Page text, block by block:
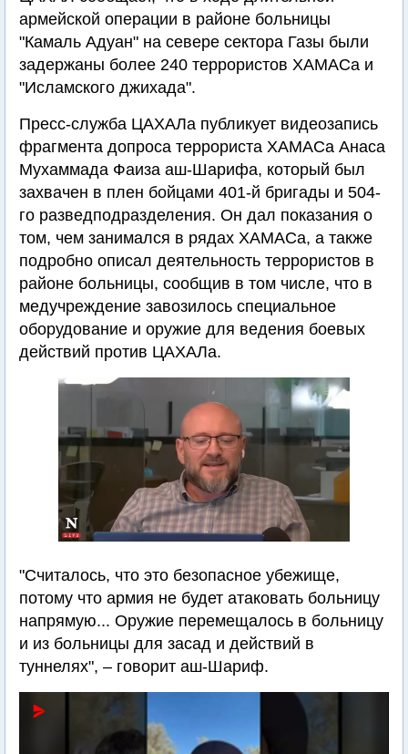
армейской операции в районе больницы
"Камаль Адуан" на севере сектора Газы были
задержаны более 240 террористов ХАМАСа и
"Исламского джихада".
Пресс-служба ЦАХАЛа публикует видеозапись
фрагмента допроса террориста ХАМАСа Анаса
Мухаммада Фаиза аш-Шарифа, который был
захвачен в плен бойцами 401-й бригады и 504-
го разведподразделения. Он дал показания о
том, чем занимался в рядах ХАМАСа, а также
подробно описал деятельность террористов в
районе больницы, сообщив в том числе, что в
медучреждение завозилось специальное
оборудование и оружие для ведения боевых
действий против ЦАХАЛа.
"Считалось, что это безопасное убежище,
потому что армия не будет атаковать больницу
напрямую... Оружие перемещалось в больницу
и из больницы для засад и действий в
туннелях", – говорит аш-Шариф.